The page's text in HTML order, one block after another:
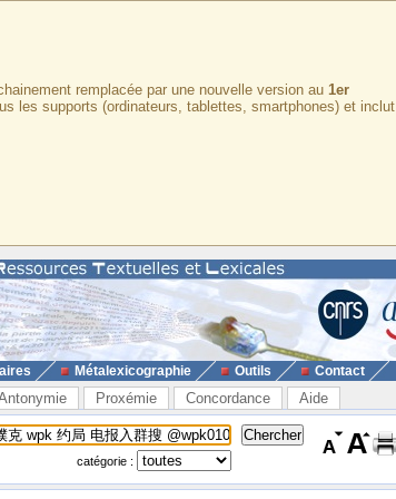
remplacée par une nouvelle version au 1er
les supports (ordinateurs, tablettes, smartphones) et inclut
Métalexicographie Outils Contact
Proxémie Concordance Aide
catégorie :